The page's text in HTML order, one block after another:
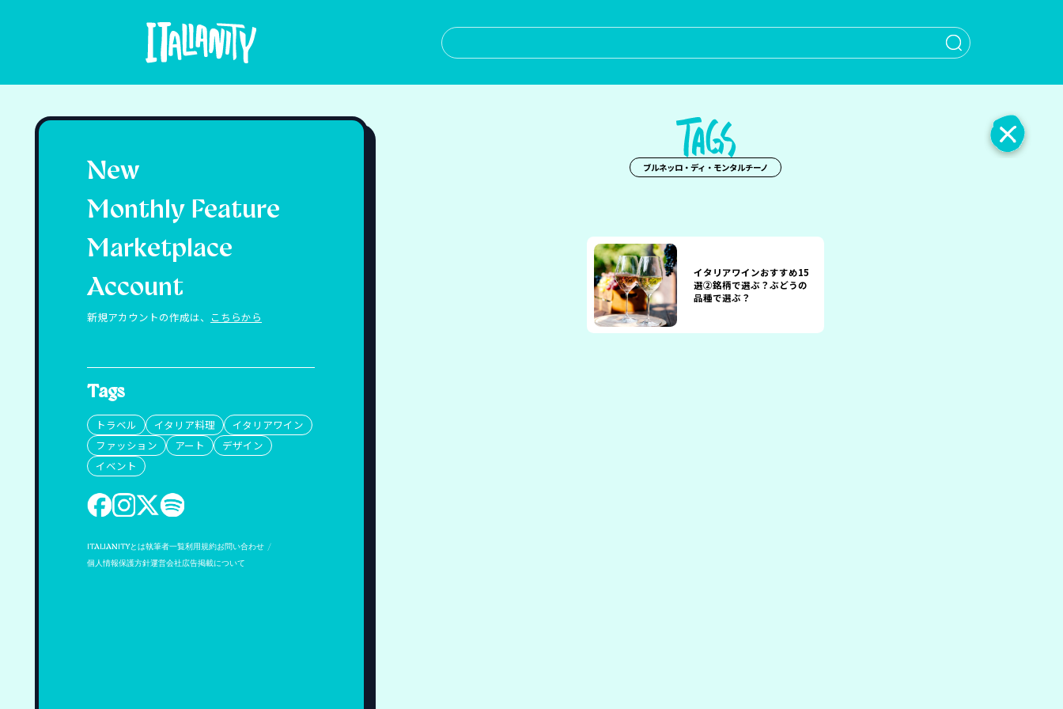
When
New
Monthly Feature
Marketplace
Account
新規アカウントの作成は、 こちらから
Tags
トラベル イタリア料理
イタリアワイン
ファッション
アート
デザイン
イベント
ITALIANITYとは執筆者一覧利用規約お問い合わせ
個人情報保護方針運営会社広告掲載について
ブルネッロ・ディ・モンタルチーノ
イタリアワインおすすめ15
選②銘柄で選ぶ？ぶどうの
品種で選ぶ？